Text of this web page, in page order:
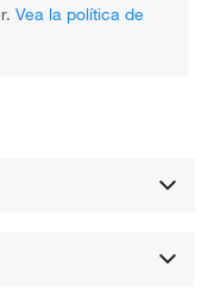
Vea la política de